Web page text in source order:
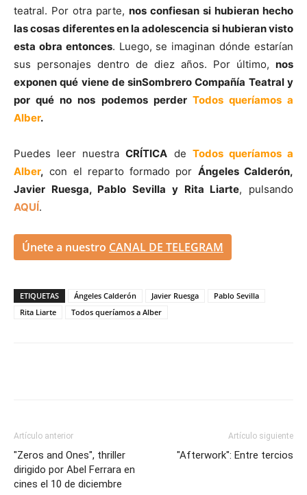
teatral. Por otra parte, nos confiesan si hubieran hecho
las cosas diferentes en la adolescencia si hubieran visto
esta obra entonces. Luego, se imaginan dónde estarían
sus personajes dentro de diez años. Por último, nos
exponen qué viene de sinSombrero Compañía Teatral y
por qué no nos podemos perder Todos queríamos a
Alber.
Puedes leer nuestraCRÍTICA de Todos queríamos a
Alber, con el reparto formado por Ángeles Calderón,
Javier Ruesga, Pablo Sevilla y Rita Liarte, pulsando
AQUÍ.
Únete a nuestro CANAL DE TELEGRAM
ETIQUETAS Ángeles Calderón Javier Ruesga
Pablo Sevilla
Rita Liarte
Todos queríamos a Alber
Artículo anterior
"Zeros and Ones", thriller
dirigido por Abel Ferrara en
cines el 10 de diciembre
Artículo siguiente
"Afterwork": Entre tercios